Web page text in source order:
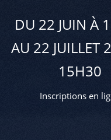
DU 22 JUIN À
AU 22 JUILLET
15H30
Inscriptions en